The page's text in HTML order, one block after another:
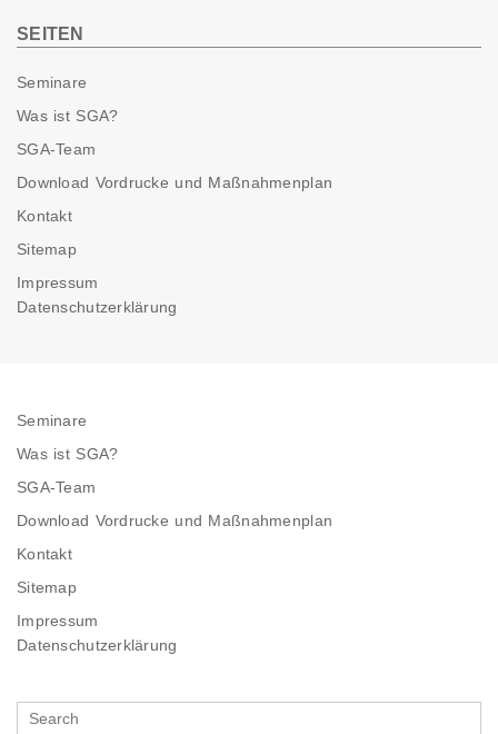
SEITEN
Seminare
Was ist SGA?
SGA-Team
Download Vordrucke und Maßnahmenplan
Kontakt
Sitemap
Impressum
Datenschutzerklärung
Seminare
Was ist SGA?
SGA-Team
Download Vordrucke und Maßnahmenplan
Kontakt
Sitemap
Impressum
Datenschutzerklärung
Search